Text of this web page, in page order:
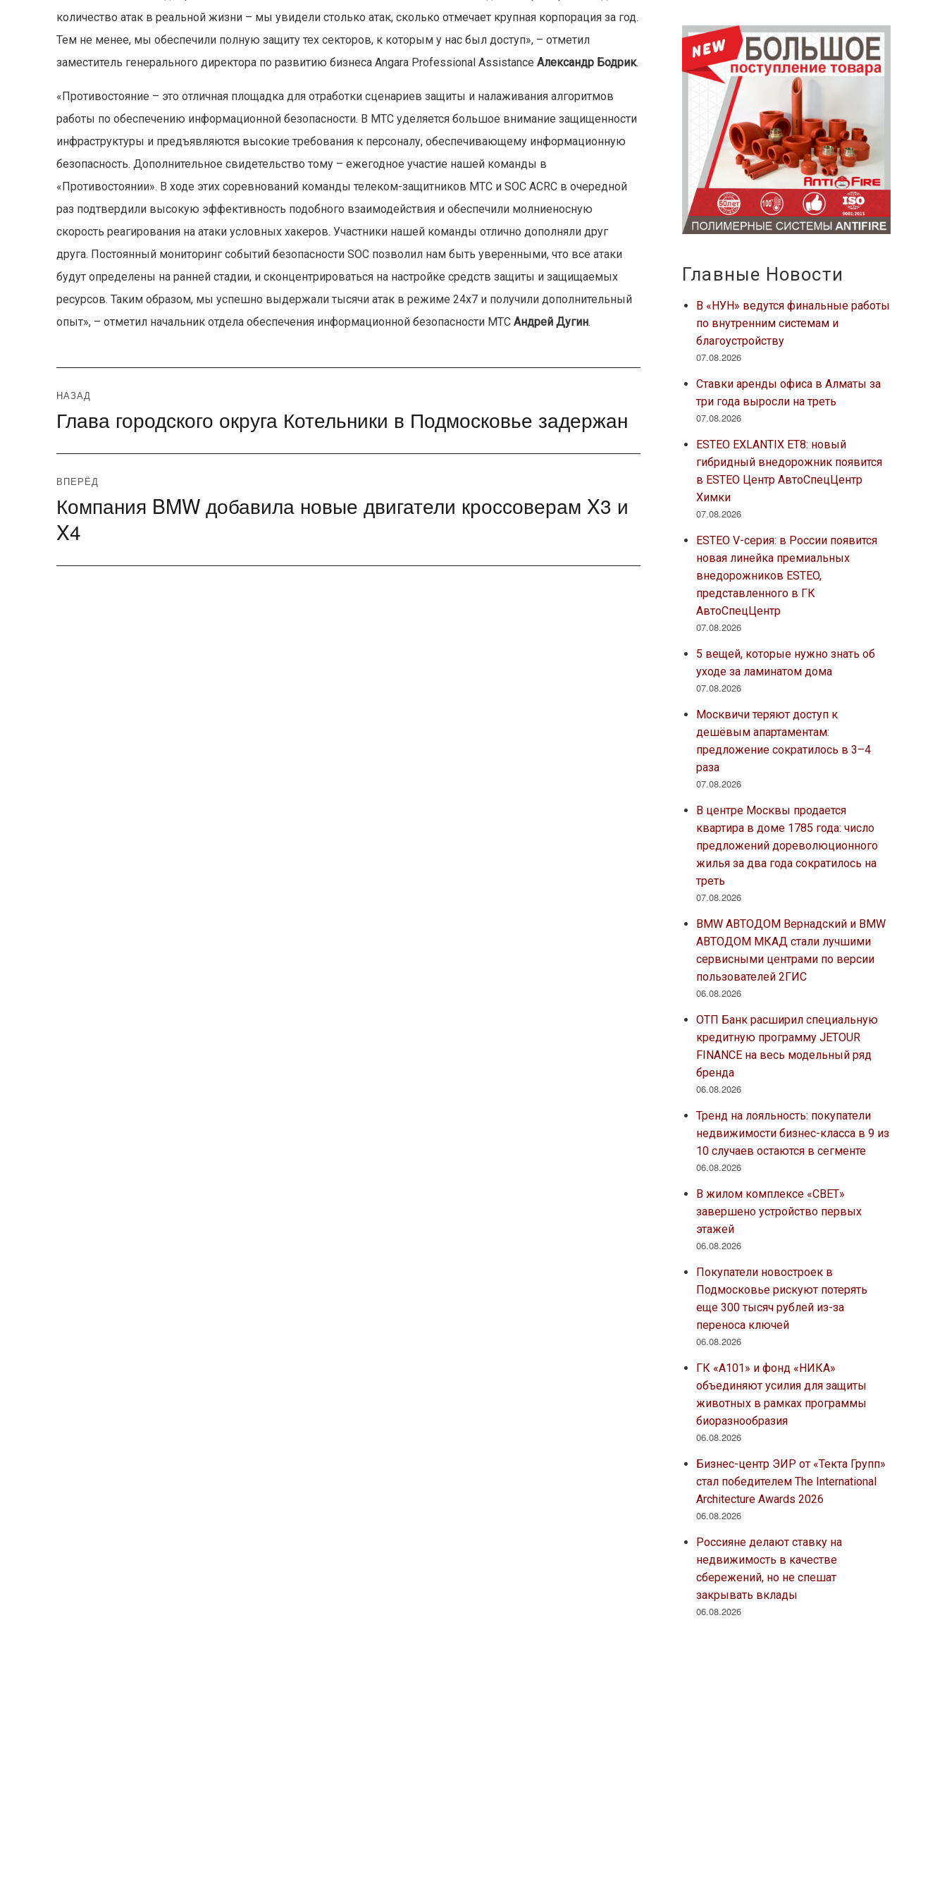
количество атак в реальной жизни – мы увидели столько атак, сколько отмечает крупная корпорация за год.
Тем не менее, мы обеспечили полную защиту тех секторов, к которым у нас был доступ», – отметил
заместитель генерального директора по развитию бизнеса Angara Professional AssistanceАлександр Бодрик.
«Противостояние – это отличная площадка для отработки сценариев защиты и налаживания алгоритмов
работы по обеспечению информационной безопасности. В МТС уделяется большое внимание защищенности
инфраструктуры и предъявляются высокие требования к персоналу, обеспечивающему информационную
безопасность. Дополнительное свидетельство тому – ежегодное участие нашей команды в
«Противостоянии». В ходе этих соревнований команды телеком-защитников МТС и SOC ACRC в очередной
раз подтвердили высокую эффективность подобного взаимодействия и обеспечили молниеносную
скорость реагирования на атаки условных хакеров. Участники нашей команды отлично дополняли друг
друга. Постоянный мониторинг событий безопасности SOC позволил нам быть уверенными, что все атаки
будут определены на ранней стадии, и сконцентрироваться на настройке средств защиты и защищаемых
ресурсов. Таким образом, мы успешно выдержали тысячи атак в режиме 24х7 и получили дополнительный
опыт», – отметил начальник отдела обеспечения информационной безопасности МТСАндрей Дугин.
Навигация
по
записям
НАЗАД
Предыдущая
Глава городского округа Котельники в Подмосковье задержан
ВПЕРЁД
Следующая
запись:
Компания BMW добавила новые двигатели кроссоверам X3 и
X4
Главные Новости
В «НУН» ведутся финальные работы
по внутренним системам и
благоустройству
07.08.2026
Ставки аренды офиса в Алматы за
три года выросли на треть
07.08.2026
ESTEO EXLANTIX ET8: новый
гибридный внедорожник появится
в ESTEO Центр АвтоСпецЦентр
Химки
07.08.2026
ESTEO V-серия: в России появится
новая линейка премиальных
внедорожников ESTEO,
представленного в ГК
АвтоСпецЦентр
07.08.2026
5 вещей, которые нужно знать об
уходе за ламинатом дома
07.08.2026
Москвичи теряют доступ к
дешёвым апартаментам:
предложение сократилось в 3–4
раза
07.08.2026
В центре Москвы продается
квартира в доме 1785 года: число
предложений дореволюционного
жилья за два года сократилось на
треть
07.08.2026
BMW АВТОДОМ Вернадский и BMW
АВТОДОМ МКАД стали лучшими
сервисными центрами по версии
пользователей 2ГИС
06.08.2026
ОТП Банк расширил специальную
кредитную программу JETOUR
FINANCE на весь модельный ряд
бренда
06.08.2026
Тренд на лояльность: покупатели
недвижимости бизнес-класса в 9 из
10 случаев остаются в сегменте
06.08.2026
В жилом комплексе «СВЕТ»
завершено устройство первых
этажей
06.08.2026
Покупатели новостроек в
Подмосковье рискуют потерять
еще 300 тысяч рублей из-за
переноса ключей
06.08.2026
ГК «А101» и фонд «НИКА»
объединяют усилия для защиты
животных в рамках программы
биоразнообразия
06.08.2026
Бизнес-центр ЭИР от «Текта Групп»
стал победителем The International
Architecture Awards 2026
06.08.2026
Россияне делают ставку на
недвижимость в качестве
сбережений, но не спешат
закрывать вклады
06.08.2026